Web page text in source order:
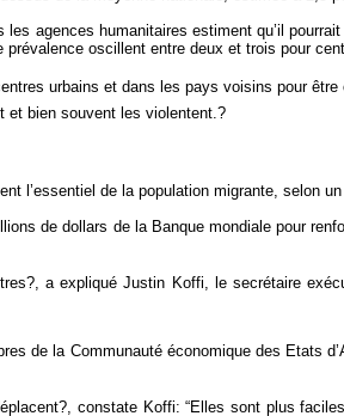
agences humanitaires estiment qu’il
oscillent entre deux et trois pour cent.
urbains et dans les pays voisins pour
bien souvent les violentent.?
l’essentiel de la population migrante, selon
de dollars de la Banque mondiale pour
a expliqué Justin Koffi, le secrétaire
de la Communauté économique des Etats
constate Koffi: “Elles sont plus